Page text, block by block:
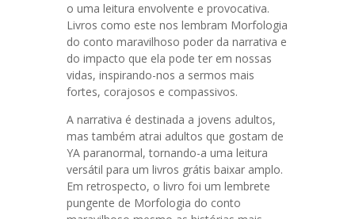
o uma leitura envolvente e provocativa.
Livros como este nos lembram Morfologia
do conto maravilhoso poder da narrativa e
do impacto que ela pode ter em nossas
vidas, inspirando-nos a sermos mais
fortes, corajosos e compassivos.
A narrativa é destinada a jovens adultos,
mas também atrai adultos que gostam de
YA paranormal, tornando-a uma leitura
versátil para um livros grátis baixar amplo.
Em retrospecto, o livro foi um lembrete
pungente de Morfologia do conto